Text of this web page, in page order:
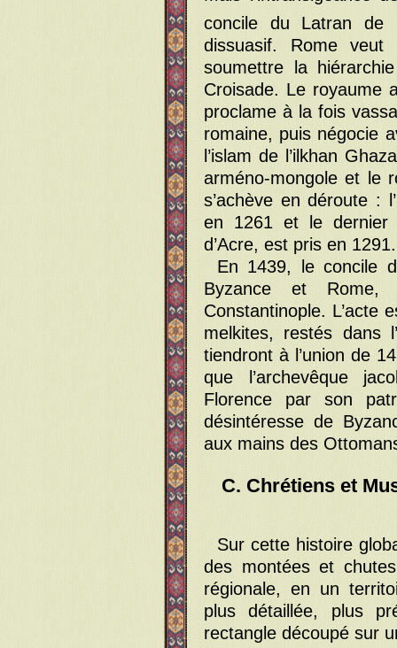
concile du Latran de
dissuasif. Rome veut
soumettre la
Croisade. Le royaume
proclame à la fois
romaine, puis négocie
l’islam de l’ilkhan
arméno-mongole et le
s’achève en déroute :
en 1261 et le dernier
d’Acre, est pris en 1291.
En 1439, le concile
Byzance et Rome,
Constantinople. L’acte
melkites, restés dans
tiendront à l’union de
que l’archevêque
Florence par son
désintéresse de
aux mains des
C. Chrétiens et
Sur cette histoire
des montées et
régionale, en un
plus détaillée, plus
rectangle découpé sur